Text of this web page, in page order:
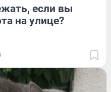
если вы
на улице?